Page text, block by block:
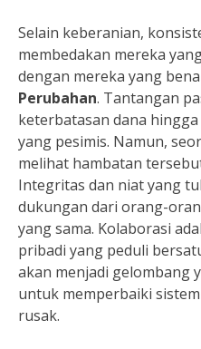
Selain keberanian,
membedakan mereka
dengan mereka yang
Perubahan. Tantangan
keterbatasan dana
yang pesimis. Namun,
melihat hambatan
Integritas dan niat yang
dukungan dari orang-
yang sama. Kolaborasi
pribadi yang peduli
akan menjadi gelombang
untuk memperbaiki
rusak.